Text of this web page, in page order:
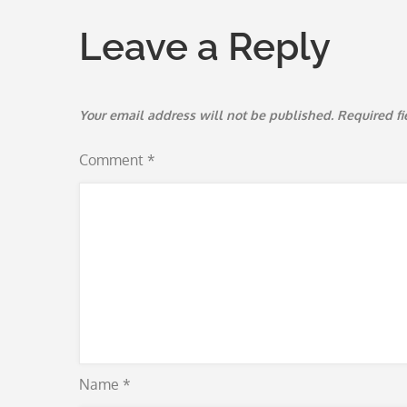
Leave a Reply
Your email address will not be published. Required
Comment *
Name *